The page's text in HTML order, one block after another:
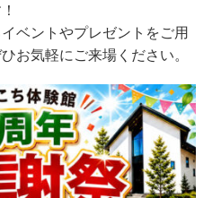
ベントやプレゼントをご用
お気軽にご来場ください。